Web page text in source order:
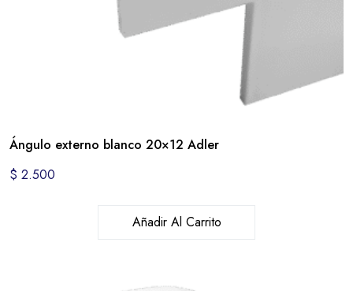
Ángulo externo blanco 20×12 Adler
$ 2.500
Añadir Al Carrito